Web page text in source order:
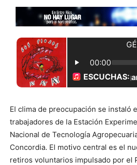
El clima de preocupación se instaló
trabajadores de la Estación
Nacional de Tecnología
Concordia. El motivo central es el
retiros voluntarios impulsado por el